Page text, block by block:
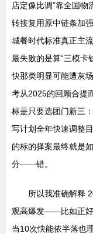
店定像比调”靠全国
转接复用原中链条加
城餐时代标准真正主
最失败的是算“三模
快那类明显可能遭灰
考从2025的回顾合提
标是只要选团门新三
写计划全年快速调整
的标的择案最终就是
分——错。
所以我准确解释
观高爆发——比如正好
当10次快能依半落也